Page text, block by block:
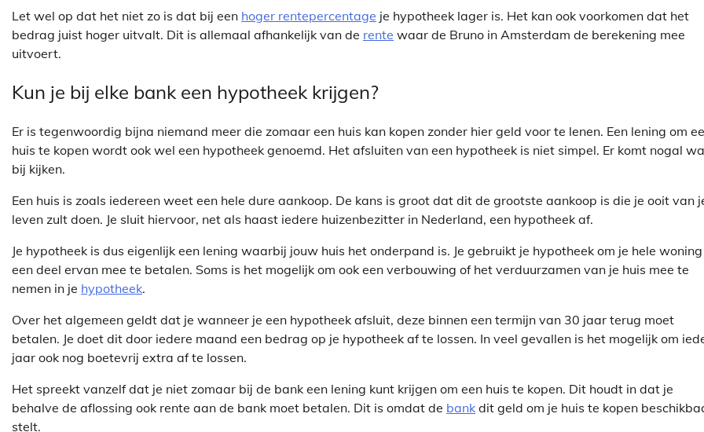
Let wel op dat het niet zo is dat bij een hoger rentepercentage je hypotheek lager is. Het kan ook voorkomen dat het
bedrag juist hoger uitvalt. Dit is allemaal afhankelijk van de rente waar de Bruno in Amsterdam de berekening mee
uitvoert.
Kun je bij elke bank een hypotheek krijgen?
Er is tegenwoordig bijna niemand meer die zomaar een huis kan kopen zonder hier geld voor te lenen. Een lening om
huis te kopen wordt ook wel een hypotheek genoemd. Het afsluiten van een hypotheek is niet simpel. Er komt nogal
bij kijken.
Een huis is zoals iedereen weet een hele dure aankoop. De kans is groot dat dit de grootste aankoop is die je ooit van
leven zult doen. Je sluit hiervoor, net als haast iedere huizenbezitter in Nederland, een hypotheek af.
Je hypotheek is dus eigenlijk een lening waarbij jouw huis het onderpand is. Je gebruikt je hypotheek om je hele
een deel ervan mee te betalen. Soms is het mogelijk om ook een verbouwing of het verduurzamen van je huis mee te
nemen in je hypotheek.
Over het algemeen geldt dat je wanneer je een hypotheek afsluit, deze binnen een termijn van 30 jaar terug moet
betalen. Je doet dit door iedere maand een bedrag op je hypotheek af te lossen. In veel gevallen is het mogelijk om
jaar ook nog boetevrij extra af te lossen.
Het spreekt vanzelf dat je niet zomaar bij de bank een lening kunt krijgen om een huis te kopen. Dit houdt in dat je
behalve de aflossing ook rente aan de bank moet betalen. Dit is omdat de bank dit geld om je huis te kopen
stelt.